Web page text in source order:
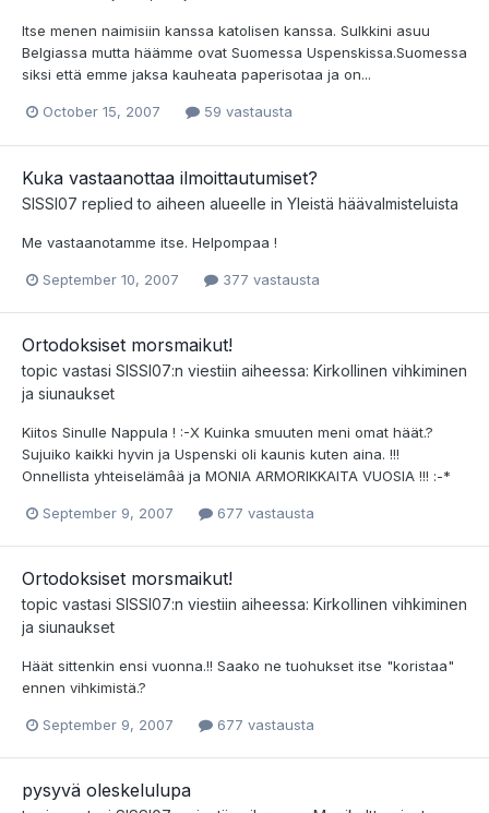
Itse menen naimisiin kanssa katolisen kanssa. Sulkkini asuu
Belgiassa mutta häämme ovat Suomessa Uspenskissa.Suomessa
siksi että emme jaksa kauheata paperisotaa ja on...
October 15, 2007 59 vastausta
Kuka vastaanottaa ilmoittautumiset?
SISSI07 replied to aiheen alueelle in Yleistä häävalmisteluista
Me vastaanotamme itse. Helpompaa !
September 10, 2007 377 vastausta
Ortodoksiset morsmaikut!
topic vastasi SISSI07:n viestiin aiheessa: Kirkollinen vihkiminen
ja siunaukset
Kiitos Sinulle Nappula ! :-X Kuinka smuuten meni omat häät.?
Sujuiko kaikki hyvin ja Uspenski oli kaunis kuten aina. !!!
Onnellista yhteiselämâä ja MONIA ARMORIKKAITA VUOSIA !!! :-*
September 9, 2007 677 vastausta
Ortodoksiset morsmaikut!
topic vastasi SISSI07:n viestiin aiheessa: Kirkollinen vihkiminen
ja siunaukset
Häät sittenkin ensi vuonna.!! Saako ne tuohukset itse "koristaa"
ennen vihkimistä.?
September 9, 2007 677 vastausta
pysyvä oleskelulupa